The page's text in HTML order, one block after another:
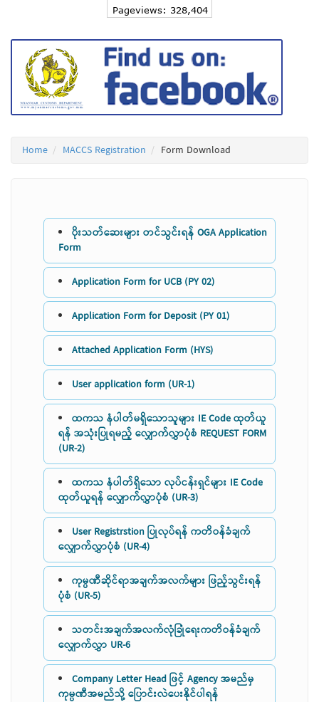
Home MACCS Registration Form Download
ပိုးသတ်ဆေးများ တင်သွင်းရန် OGA Application
Form
Application Form for UCB (PY 02)
Application Form for Deposit (PY 01)
Attached Application Form (HYS)
User application form (UR-1)
ထကသ နံပါတ်မရှိသောသူများ IE Code ထုတ်ယူ
ရန် အသုံးပြုရမည့် လျှောက်လွှာပုံစံ REQUEST FORM
(UR-2)
ထကသ နံပါတ်ရှိသော လုပ်ငန်းရှင်များ IE Code
ထုတ်ယူရန် လျှောက်လွှာပုံစံ (UR-3)
User Registrstion ပြုလုပ်ရန် ကတိဝန်ခံချက်
လျှောက်လွှာပုံစံ (UR-4)
ကုမ္ပဏီဆိုင်ရာအချက်အလက်များ ဖြည့်သွင်းရန်
ပုံစံ (UR-5)
သတင်းအချက်အလက်လုံခြုံရေးကတိဝန်ခံချက်
လျှောက်လွှာ UR-6
Company Letter Head ဖြင့် Agency အမည်မှ
ကုမ္ပဏီအမည်သို့ ပြောင်းလဲပေးနိုင်ပါရန်